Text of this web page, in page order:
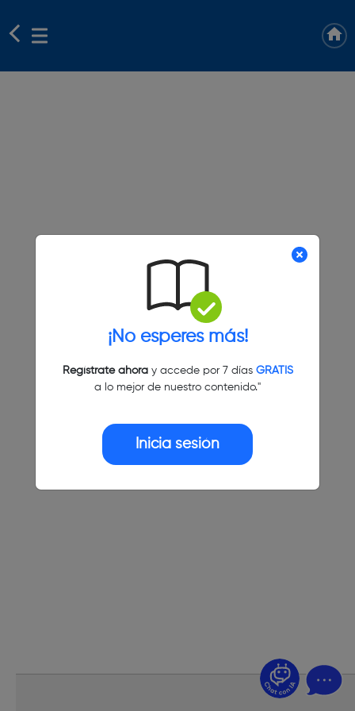
¡No esperes más!
Regístrate ahoray accede por 7 días GRATIS
a lo mejor de nuestro contenido."
Inicia sesión